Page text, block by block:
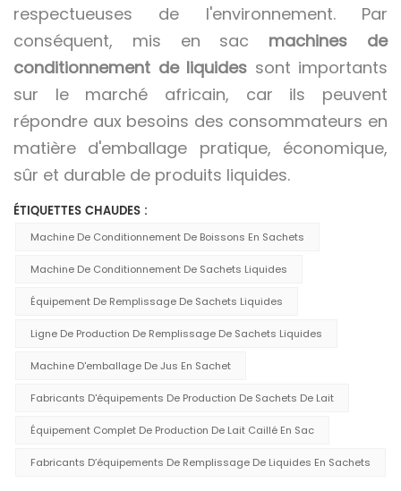
respectueuses de l'environnement. Par
conséquent, mis en sac machines de
conditionnement de liquides sont importants
sur le marché africain, car ils peuvent
répondre aux besoins des consommateurs en
matière d'emballage pratique, économique,
sûr et durable de produits liquides.
ÉTIQUETTES CHAUDES :
Machine De Conditionnement De Boissons En Sachets
Machine De Conditionnement De Sachets Liquides
Équipement De Remplissage De Sachets Liquides
Ligne De Production De Remplissage De Sachets Liquides
Machine D'emballage De Jus En Sachet
Fabricants D'équipements De Production De Sachets De Lait
Équipement Complet De Production De Lait Caillé En Sac
Fabricants D’équipements De Remplissage De Liquides En Sachets